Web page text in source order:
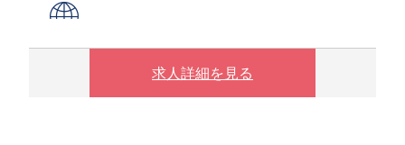
※上記月給は「基本賞与の分割受取り」を選択
した場合の金額です。
※研修期間中も同給与
求人詳細を見る